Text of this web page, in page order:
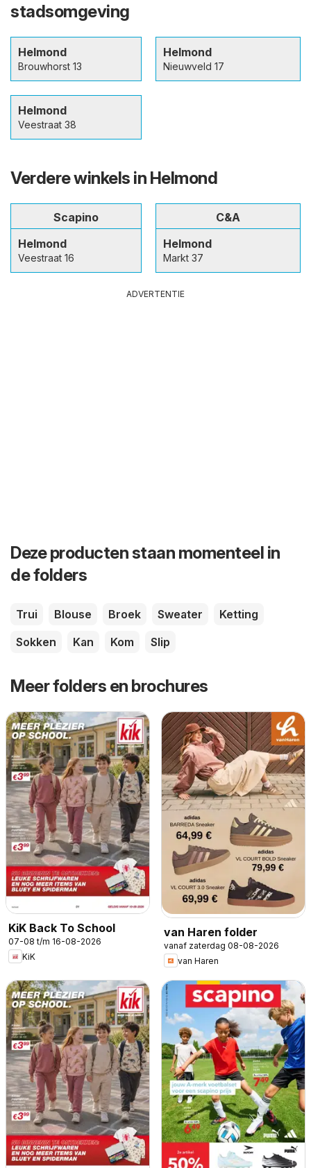
stadsomgeving
Helmond
Brouwhorst 13
Helmond
Nieuwveld 17
Helmond
Veestraat 38
Verdere winkels in Helmond
Scapino
Helmond
Veestraat 16
C&A
Helmond
Markt 37
ADVERTENTIE
Deze producten staan momenteel in
de folders
Trui Blouse Broek Sweater
Ketting
Sokken
Kan Kom Slip
Meer folders en brochures
KiK Back To School
07-08 t/m 16-08-2026
KiK
van Haren folder
vanaf zaterdag 08-08-2026
van Haren